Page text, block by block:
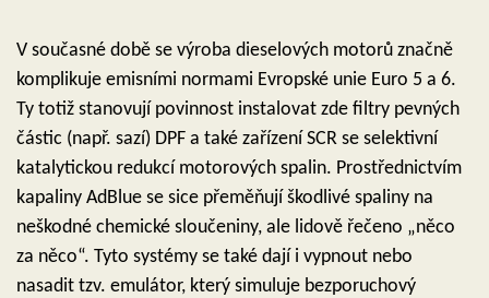
V současné době se výroba dieselových motorů značně
komplikuje emisními normami Evropské unie Euro 5 a 6.
Ty totiž stanovují povinnost instalovat zde filtry pevných
částic (např. sazí) DPF a také zařízení SCR se selektivní
katalytickou redukcí motorových spalin. Prostřednictvím
kapaliny AdBlue se sice přeměňují škodlivé spaliny na
neškodné chemické sloučeniny, ale lidově řečeno „něco
za něco“. Tyto systémy se také dají i vypnout nebo
nasadit tzv. emulátor, který simuluje bezporuchový